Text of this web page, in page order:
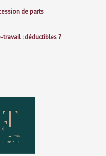
de parts
: déductibles ?